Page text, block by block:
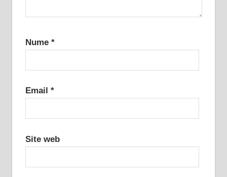
Nume *
Email *
Site web